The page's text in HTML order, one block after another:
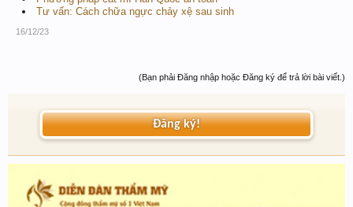
Tư vấn: Cách chữa ngực chảy xệ sau sinh
16/12/23
(Bạn phải Đăng nhập hoặc Đăng ký để trả lời bài viết.)
Đăng ký!